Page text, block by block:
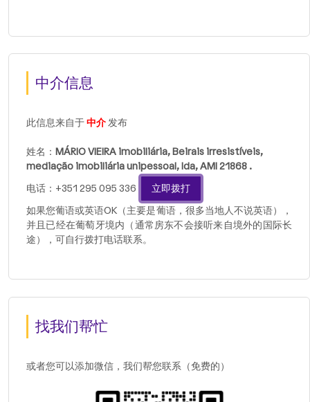
中介信息
此信息来自于中介发布
姓名： MÁRIO VIEIRA imobiliária, Beirais irresistíveis,
mediação imobiliária unipessoal, lda, AMI 21868 .
电话：+351 295 095 336
立即拨打
如果您葡语或英语OK（主要是葡语，很多当地人不说英语），
并且已经在葡萄牙境内（通常房东不会接听来自境外的国际长
途），可自行拨打电话联系。
找我们帮忙
或者您可以添加微信，我们帮您联系（免费的）